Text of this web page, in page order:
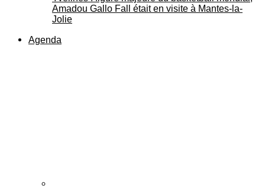
Amadou Gallo Fall était en visite à Mantes-la-
Jolie
Agenda